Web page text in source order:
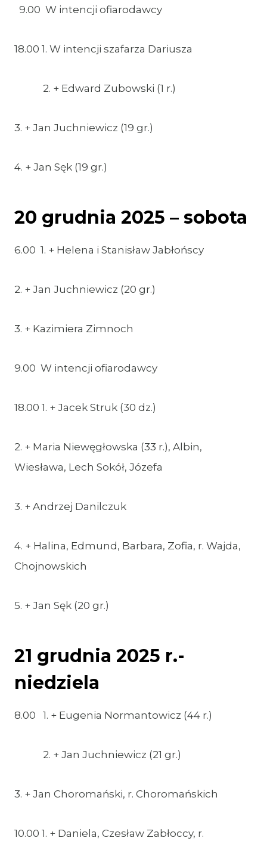
9.00 W intencji ofiarodawcy
18.00 1. W intencji szafarza Dariusza
2. + Edward Zubowski (1 r.)
3. + Jan Juchniewicz (19 gr.)
4. + Jan Sęk (19 gr.)
20 grudnia 2025 – sobota
6.00 1. + Helena i Stanisław Jabłońscy
2. + Jan Juchniewicz (20 gr.)
3. + Kazimiera Zimnoch
9.00 W intencji ofiarodawcy
18.00 1. + Jacek Struk (30 dz.)
2. + Maria Niewęgłowska (33 r.), Albin,
Wiesława, Lech Sokół, Józefa
3. + Andrzej Danilczuk
4. + Halina, Edmund, Barbara, Zofia, r. Wajda,
Chojnowskich
5. + Jan Sęk (20 gr.)
21 grudnia 2025 r.-
niedziela
8.00 1. + Eugenia Normantowicz (44 r.)
2. + Jan Juchniewicz (21 gr.)
3. + Jan Choromański, r. Choromańskich
10.00 1. + Daniela, Czesław Zabłoccy, r.